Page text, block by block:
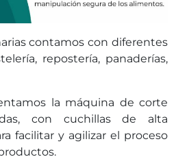
contamos con diferentes
repostería, panaderías,
la máquina de corte
con cuchillas de alta
facilitar y agilizar el proceso